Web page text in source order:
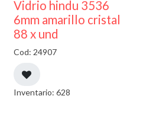
Vidrio hindu 3536
6mm amarillo cristal
88 x und
Cod: 24907
Inventario: 628